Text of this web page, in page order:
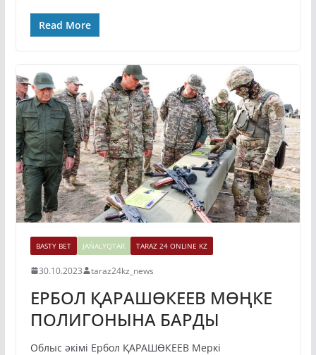
Read More
BASTY BET JAŃALYQTAR TARAZ 24 ONLINE KZ
30.10.2023 taraz24kz_news
ЕРБОЛ ҚАРАШӨКЕЕВ МӨҢКЕ
ПОЛИГОНЫНА БАРДЫ
Облыс әкімі Ербол ҚАРАШӨКЕЕВ Меркі